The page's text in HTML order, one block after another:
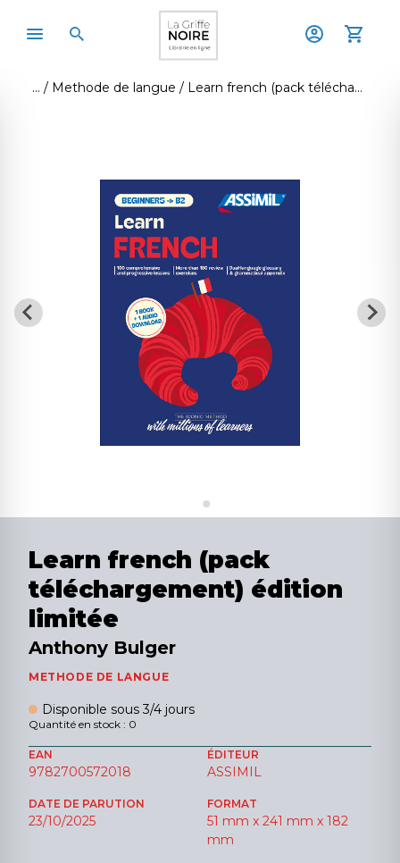
Methode de langue Learn french (pack téléchargement) édition limitée
Learn french (pack
téléchargement) édition
limitée
Anthony Bulger
METHODE DE LANGUE
Disponible sous 3/4 jours
Quantité en stock : 0
EAN
9782700572018
ÉDITEUR
ASSIMIL
DATE DE PARUTION
23/10/2025
FORMAT
51 mm x 241 mm x 182
mm